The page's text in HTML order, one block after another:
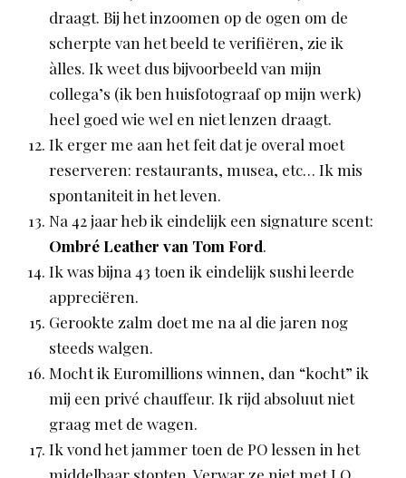
draagt. Bij het inzoomen op de ogen om de
scherpte van het beeld te verifiëren, zie ik
àlles. Ik weet dus bijvoorbeeld van mijn
collega’s (ik ben huisfotograaf op mijn werk)
heel goed wie wel en niet lenzen draagt.
Ik erger me aan het feit dat je overal moet
reserveren: restaurants, musea, etc… Ik mis
spontaniteit in het leven.
Na 42 jaar heb ik eindelijk een signature scent:
Ombré Leather van Tom Ford.
Ik was bijna 43 toen ik eindelijk sushi leerde
appreciëren.
Gerookte zalm doet me na al die jaren nog
steeds walgen.
Mocht ik Euromillions winnen, dan “kocht” ik
mij een privé chauffeur. Ik rijd absoluut niet
graag met de wagen.
Ik vond het jammer toen de PO lessen in het
middelbaar stopten. Verwar ze niet met LO